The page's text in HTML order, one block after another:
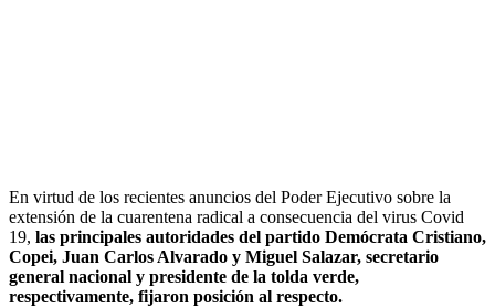
En virtud de los recientes anuncios del Poder Ejecutivo sobre la
extensión de la cuarentena radical a consecuencia del virus Covid
19, las principales autoridades del partido Demócrata Cristiano,
Copei, Juan Carlos Alvarado y Miguel Salazar, secretario
general nacional y presidente de la tolda verde,
respectivamente, fijaron posición al respecto.